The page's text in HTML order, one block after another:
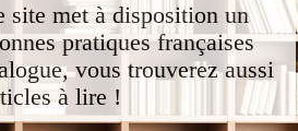
site met à disposition un
pratiques françaises
vous trouverez aussi
à lire !